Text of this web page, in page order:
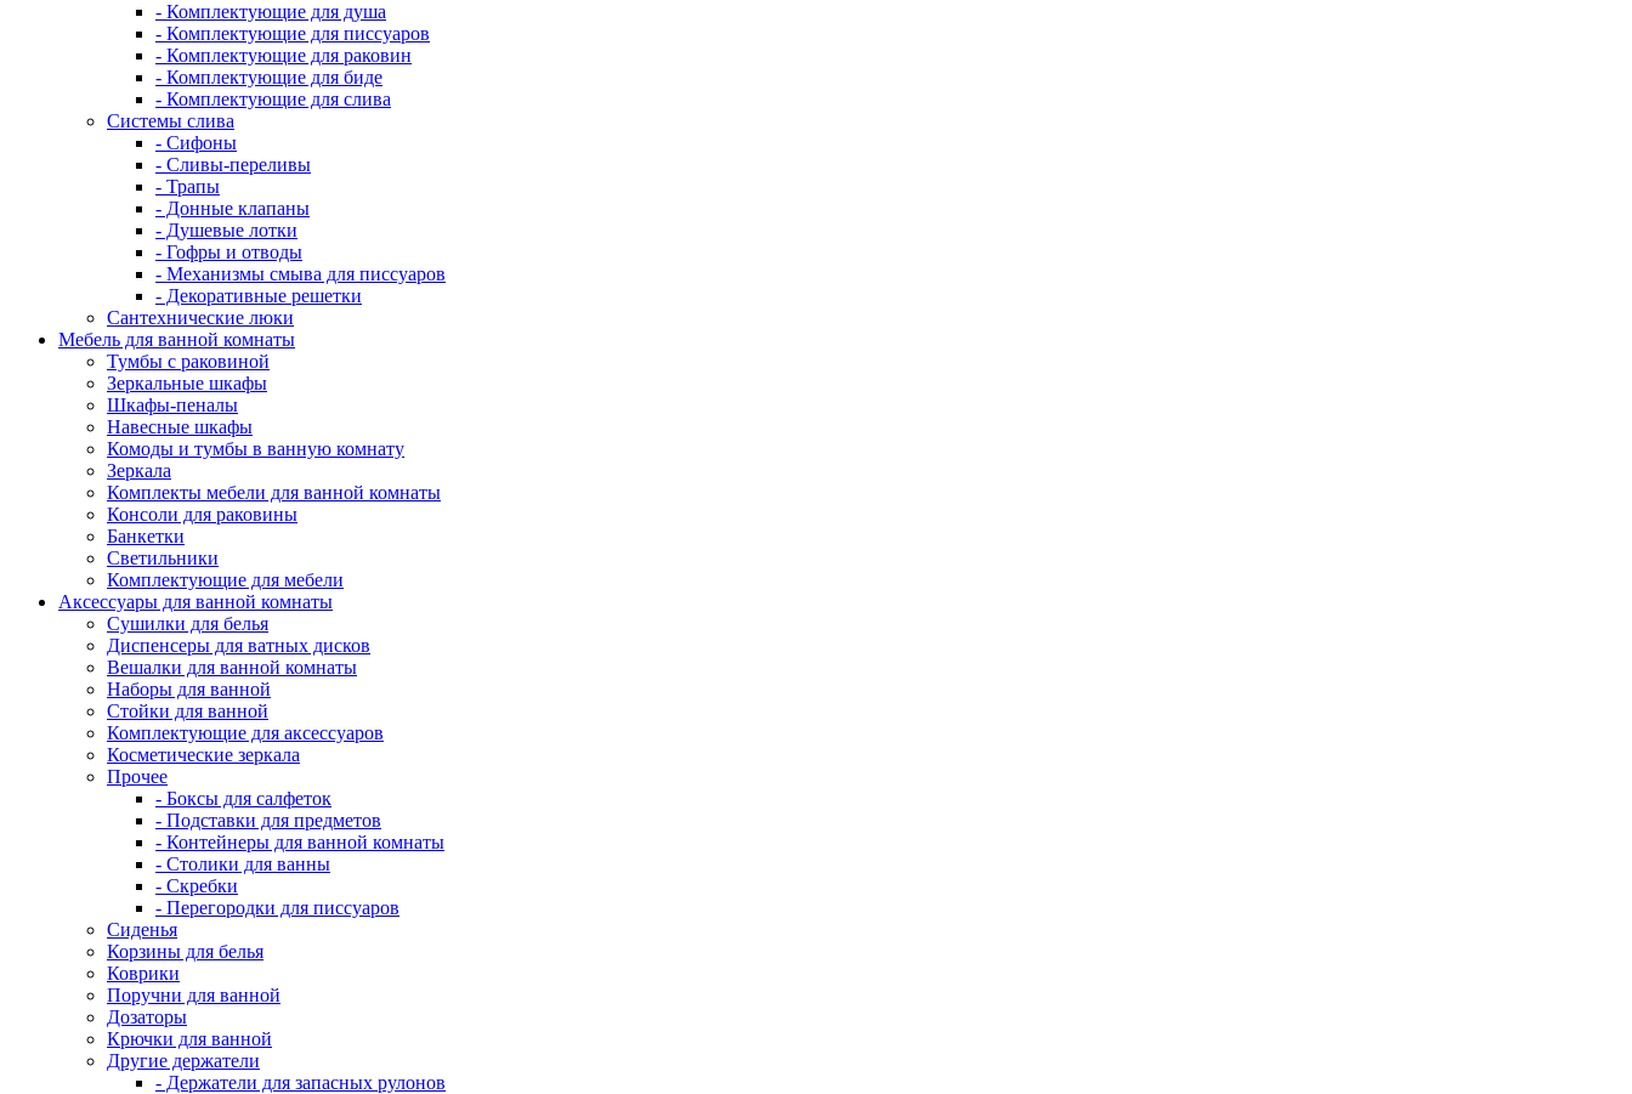
- Комплектующие для душа
- Комплектующие для писсуаров
- Комплектующие для раковин
- Комплектующие для биде
- Комплектующие для слива
Системы слива
- Сифоны
- Сливы-переливы
- Трапы
- Донные клапаны
- Душевые лотки
- Гофры и отводы
- Механизмы смыва для писсуаров
- Декоративные решетки
Сантехнические люки
Мебель для ванной комнаты
Тумбы с раковиной
Зеркальные шкафы
Шкафы-пеналы
Навесные шкафы
Комоды и тумбы в ванную комнату
Зеркала
Комплекты мебели для ванной комнаты
Консоли для раковины
Банкетки
Светильники
Комплектующие для мебели
Аксессуары для ванной комнаты
Сушилки для белья
Диспенсеры для ватных дисков
Вешалки для ванной комнаты
Наборы для ванной
Стойки для ванной
Комплектующие для аксессуаров
Косметические зеркала
Прочее
- Боксы для салфеток
- Подставки для предметов
- Контейнеры для ванной комнаты
- Столики для ванны
- Скребки
- Перегородки для писсуаров
Сиденья
Корзины для белья
Коврики
Поручни для ванной
Дозаторы
Крючки для ванной
Другие держатели
- Держатели для запасных рулонов